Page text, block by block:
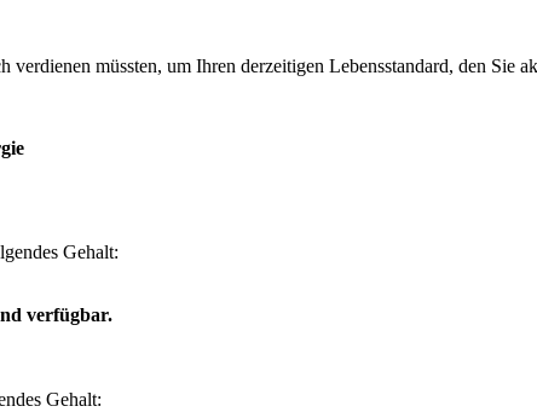
müssten, um Ihren derzeitigen Lebensstandard, den Sie
Gehalt:
verfügbar.
Gehalt: